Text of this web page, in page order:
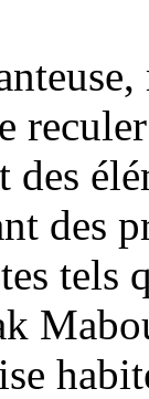
des
tels